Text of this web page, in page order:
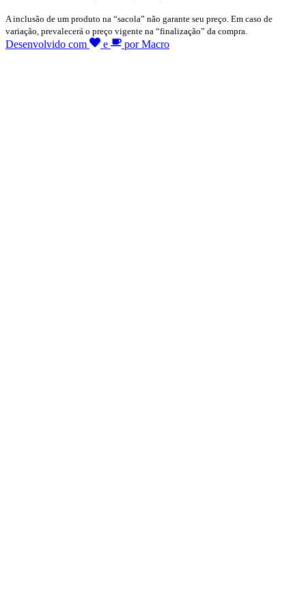
A inclusão de um produto na “sacola” não garante seu preço. Em caso de
variação, prevalecerá o preço vigente na “finalização” da compra.
Desenvolvido com e por Macro